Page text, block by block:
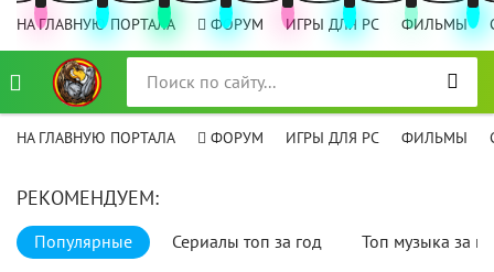
НА ГЛАВНУЮ ПОРТАЛА ФОРУМ ИГРЫ ДЛЯ PC ФИЛЬМЫ
НА ГЛАВНУЮ ПОРТАЛА ФОРУМ ИГРЫ ДЛЯ PC ФИЛЬМЫ
РЕКОМЕНДУЕМ:
Популярные Сериалы топ за год Топ музыка за